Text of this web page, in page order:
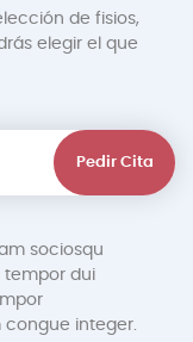
de fisios,
elegir el que
Pedir Cita
sociosqu
tempor dui
congue integer.